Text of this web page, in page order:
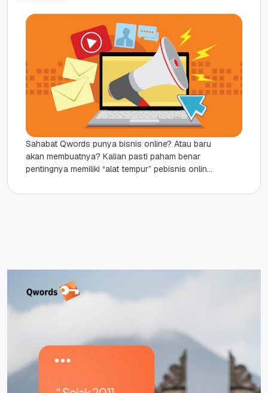
Sahabat Qwords punya bisnis online? Atau baru
akan membuatnya? Kalian pasti paham benar
pentingnya memiliki “alat tempur” pebisnis online